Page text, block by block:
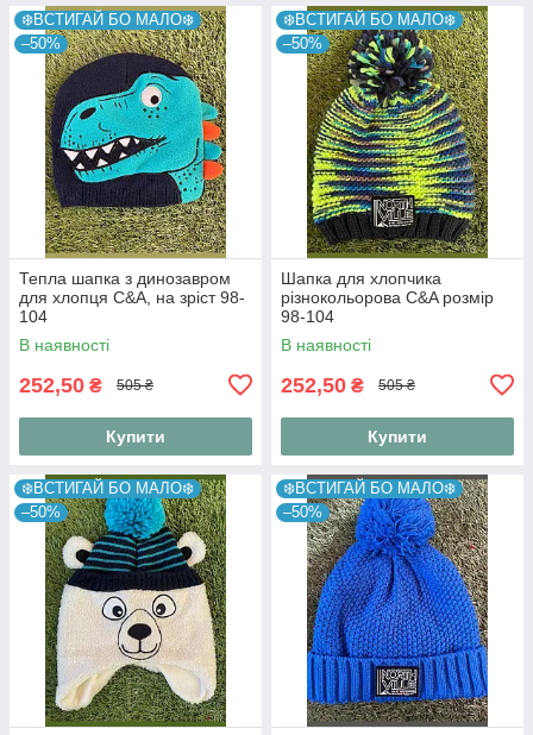
❄️ВСТИГАЙ БО МАЛО❄️
–50%
Тепла шапка з динозавром
для хлопця C&A, на зріст 98-
104
В наявності
252,50 ₴ 505 ₴
Купити
❄️ВСТИГАЙ БО МАЛО❄️
–50%
Шапка для хлопчика
різнокольорова C&A розмір
98-104
В наявності
252,50 ₴ 505 ₴
Купити
❄️ВСТИГАЙ БО МАЛО❄️
–50%
❄️ВСТИГАЙ БО МАЛО❄️
–50%